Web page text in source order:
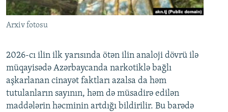
Arxiv fotosu
2026-cı ilin ilk yarısında ötən ilin analoji dövrü ilə
müqayisədə Azərbaycanda narkotiklə bağlı
aşkarlanan cinayət faktları azalsa da həm
tutulanların sayının, həm də müsadirə edilən
maddələrin həcminin artdığı bildirilir. Bu barədə